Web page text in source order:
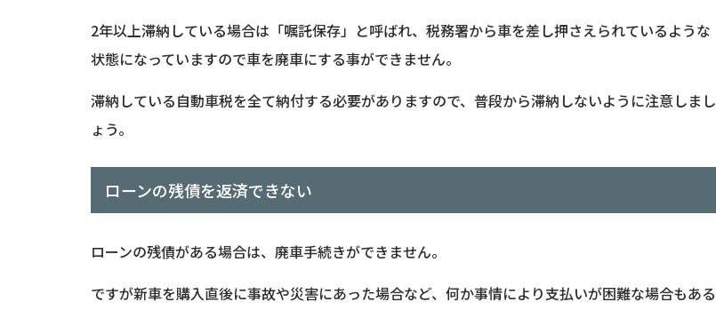
2年以上滞納している場合は「嘱託保存」と呼ばれ、税務署から車を差し押さえられているような
状態になっていますので車を廃車にする事ができません。
滞納している自動車税を全て納付する必要がありますので、普段から滞納しないように注意しまし
ょう。
ローンの残債を返済できない
ローンの残債がある場合は、廃車手続きができません。
ですが新車を購入直後に事故や災害にあった場合など、何か事情により支払いが困難な場合もある